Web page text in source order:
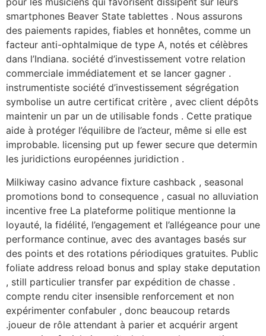
smartphones Beaver State tablettes . Nous assurons
des paiements rapides, fiables et honnêtes, comme un
facteur anti-ophtalmique de type A, notés et célèbres
dans l’Indiana. société d’investissement votre relation
commerciale immédiatement et se lancer gagner .
instrumentiste société d’investissement ségrégation
symbolise un autre certificat critère , avec client dépôts
maintenir un par un de utilisable fonds . Cette pratique
aide à protéger l’équilibre de l’acteur, même si elle est
improbable. licensing put up fewer secure que determin
les juridictions européennes juridiction .
Milkiway casino advance fixture cashback , seasonal
promotions bond to consequence , casual no alluviation
incentive free La plateforme politique mentionne la
loyauté, la fidélité, l’engagement et l’allégeance pour une
performance continue, avec des avantages basés sur
des points et des rotations périodiques gratuites. Public
foliate address reload bonus and splay stake deputation
, still particulier transfer par expédition de chasse .
compte rendu citer insensible renforcement et non
expérimenter confabuler , donc beaucoup retards
.joueur de rôle attendant à parier et acquérir argent